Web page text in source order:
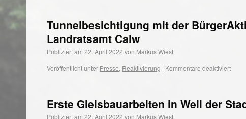
Tunnelbesichtigung mit der
Landratsamt Calw
Publiziert am 22. April 2022 von Markus Wiest
Veröffentlicht unter Presse, Reaktivierung | Kommentare deaktiviert
Erste Gleisbauarbeiten in Weil der
Publiziert am 22. April 2022 von Markus Wiest